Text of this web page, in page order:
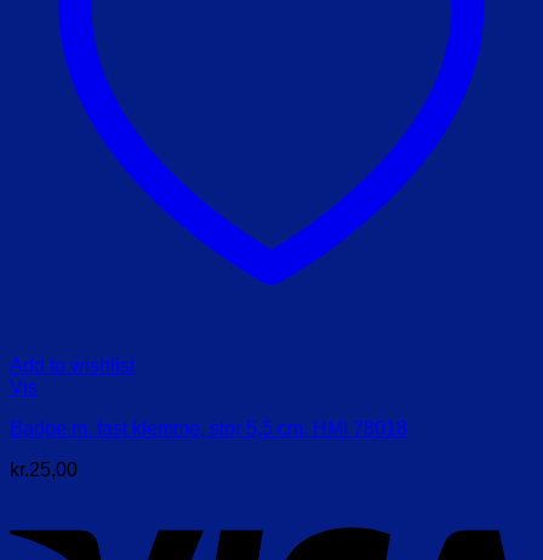
Add to wishlist
Vis
Badge m. fast klemme, stor 5,5 cm. HMI 78018
kr.25,00